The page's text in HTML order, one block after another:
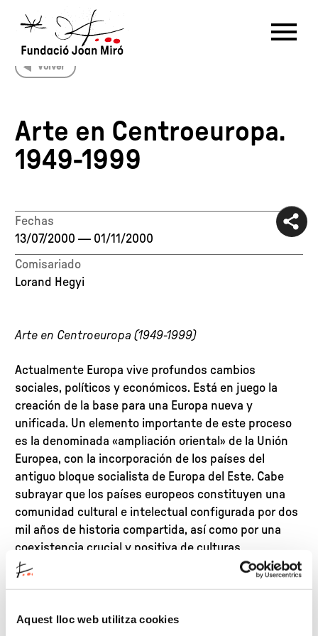
Aquest lloc web utilitza cookies
中文
IT
日本語
한국어
NL
PT
Volver
Arte en Centroeuropa.
1949-1999
Fechas
13/07/2000 — 01/11/2000
Comisariado
Lorand Hegyi
Arte en Centroeuropa (1949-1999)
Actualmente Europa vive profundos cambios
sociales, políticos y económicos. Está en juego la
creación de la base para una Europa nueva y
unificada. Un elemento importante de este proceso
es la denominada «ampliación oriental» de la Unión
Europea, con la incorporación de los países del
antiguo bloque socialista de Europa del Este. Cabe
subrayar que los países europeos constituyen una
comunidad cultural e intelectual configurada por dos
mil años de historia compartida, así como por una
coexistencia crucial y positiva de culturas
diferentes.
cultural decisivo durante mucho tiempo, sobre todo a